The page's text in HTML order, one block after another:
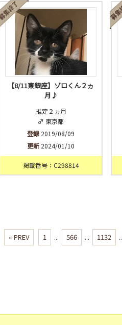
【8/11東銀座】ゾロくん２ヵ
月♪
推定２ヵ月
♂ 東京都
登録 2019/08/09
更新 2024/01/10
掲載番号：C298814
« PREV
1 ... 566 ... 1132